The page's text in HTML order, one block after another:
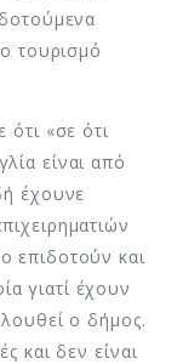
τουρισμό
ότι «σε ότι
είναι από
έχουνε
επιδοτούν και
γιατί έχουν
ο δήμος.
και δεν είναι